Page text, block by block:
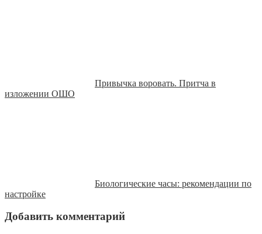
Привычка воровать. Притча в
изложении ОШО
Биологические часы: рекомендации по
настройке
Добавить комментарий